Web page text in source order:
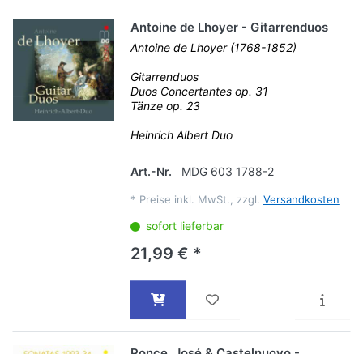
Antoine de Lhoyer - Gitarrenduos
Antoine de Lhoyer (1768-1852)
Gitarrenduos
Duos Concertantes op. 31
Tänze op. 23
Heinrich Albert Duo
Art.-Nr. MDG 603 1788-2
* Preise inkl. MwSt., zzgl. Versandkosten
sofort lieferbar
21,99 € *